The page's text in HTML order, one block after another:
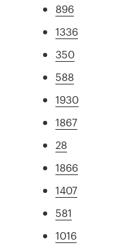
896
1336
350
588
1930
1867
28
1866
1407
581
1016